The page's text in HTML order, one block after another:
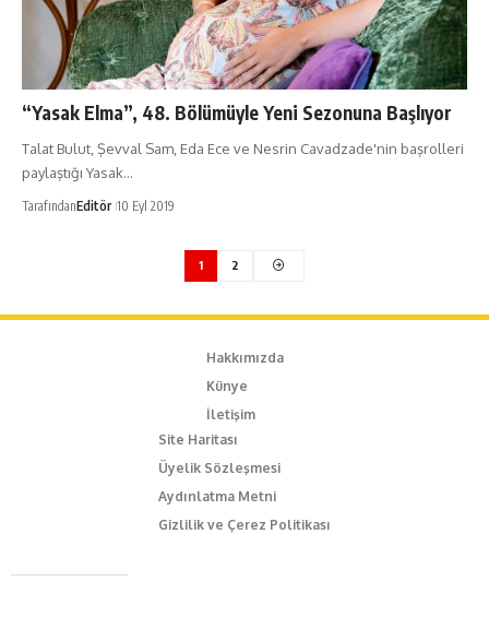
“Yasak Elma”, 48. Bölümüyle Yeni Sezonuna Başlıyor
Talat Bulut, Şevval Sam, Eda Ece ve Nesrin Cavadzade'nin başrolleri
paylaştığı Yasak…
TarafındanEditör 10 Eyl 2019
1 2
Hakkımızda
Künye
İletişim
Site Haritası
Üyelik Sözleşmesi
Aydınlatma Metni
Gizlilik ve Çerez Politikası
Caferağa Mah. Dr. Şakir Paşa Sok. No3/A Kadıköy İstanbul